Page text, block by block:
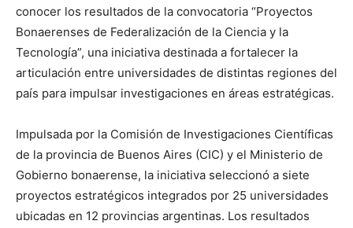
conocer los resultados de la convocatoria “Proyectos
Bonaerenses de Federalización de la Ciencia y la
Tecnología”, una iniciativa destinada a fortalecer la
articulación entre universidades de distintas regiones del
país para impulsar investigaciones en áreas estratégicas.
Impulsada por la Comisión de Investigaciones Científicas
de la provincia de Buenos Aires (CIC) y el Ministerio de
Gobierno bonaerense, la iniciativa seleccionó a siete
proyectos estratégicos integrados por 25 universidades
ubicadas en 12 provincias argentinas. Los resultados